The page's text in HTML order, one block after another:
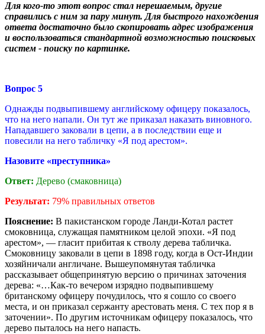
Для кого-то этот вопрос стал нерешаемым, другие
справились с ним за пару минут. Для быстрого нахождения
ответа достаточно было скопировать адрес изображения
и воспользоваться стандартной возможностью поисковых
систем - поиску по картинке.
Вопрос 5
Однажды подвыпившему английскому офицеру показалось,
что на него напали. Он тут же приказал наказать виновного.
Нападавшего заковали в цепи, а в последствии еще и
повесили на него табличку «Я под арестом».
Назовите «преступника»
Ответ: Дерево (смаковница)
Результат: 79% правильных ответов
Пояснение: В пакистанском городе Ланди-Котал растет
смоковница, служащая памятником целой эпохи. «Я под
арестом», — гласит прибитая к стволу дерева табличка.
Смоковницу заковали в цепи в 1898 году, когда в Ост-Индии
хозяйничали англичане. Вышеупомянутая табличка
рассказывает общепринятую версию о причинах заточения
дерева: «…Как-то вечером изрядно подвыпившему
британскому офицеру почудилось, что я сошло со своего
места, и он приказал сержанту арестовать меня. С тех пор я в
заточении». По другим источникам офицеру показалось, что
дерево пыталось на него напасть.